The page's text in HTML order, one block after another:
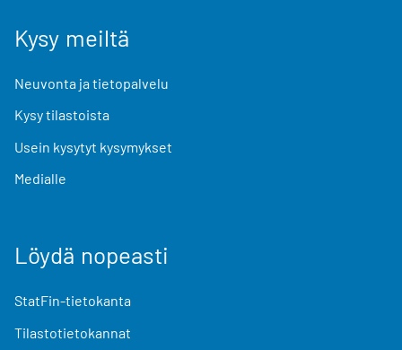
Kysy meiltä
Neuvonta ja tietopalvelu
Kysy tilastoista
Usein kysytyt kysymykset
Medialle
Löydä nopeasti
StatFin-tietokanta
Tilastotietokannat